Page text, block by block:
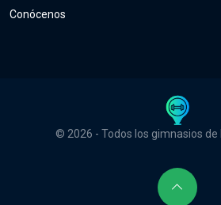
Conócenos
© 2026 - Todos los gimnasios de